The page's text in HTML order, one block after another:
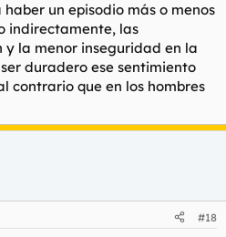
un episodio más o menos
indirectamente, las
la menor inseguridad en la
duradero ese sentimiento
contrario que en los hombres
#18